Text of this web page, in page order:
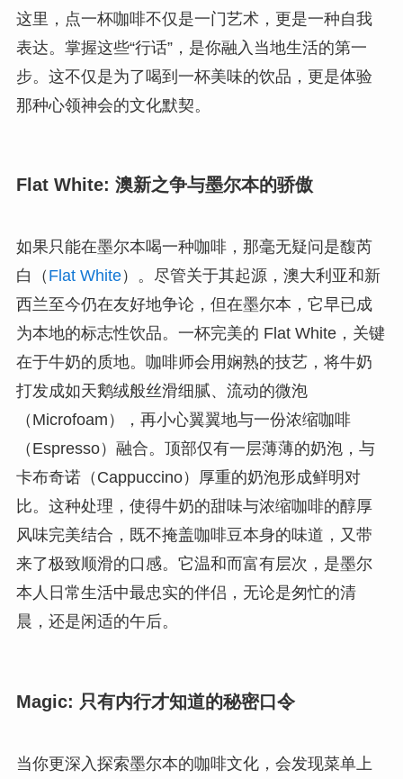
这里，点一杯咖啡不仅是一门艺术，更是一种自我
表达。掌握这些“行话”，是你融入当地生活的第一
步。这不仅是为了喝到一杯美味的饮品，更是体验
那种心领神会的文化默契。
Flat White: 澳新之争与墨尔本的骄傲
如果只能在墨尔本喝一种咖啡，那毫无疑问是馥芮
白（ Flat White）。尽管关于其起源，澳大利亚和新
西兰至今仍在友好地争论，但在墨尔本，它早已成
为本地的标志性饮品。一杯完美的 Flat White，关键
在于牛奶的质地。咖啡师会用娴熟的技艺，将牛奶
打发成如天鹅绒般丝滑细腻、流动的微泡
（Microfoam），再小心翼翼地与一份浓缩咖啡
（Espresso）融合。顶部仅有一层薄薄的奶泡，与
卡布奇诺（Cappuccino）厚重的奶泡形成鲜明对
比。这种处理，使得牛奶的甜味与浓缩咖啡的醇厚
风味完美结合，既不掩盖咖啡豆本身的味道，又带
来了极致顺滑的口感。它温和而富有层次，是墨尔
本人日常生活中最忠实的伴侣，无论是匆忙的清
晨，还是闲适的午后。
Magic: 只有内行才知道的秘密口令
当你更深入探索墨尔本的咖啡文化，会发现菜单上